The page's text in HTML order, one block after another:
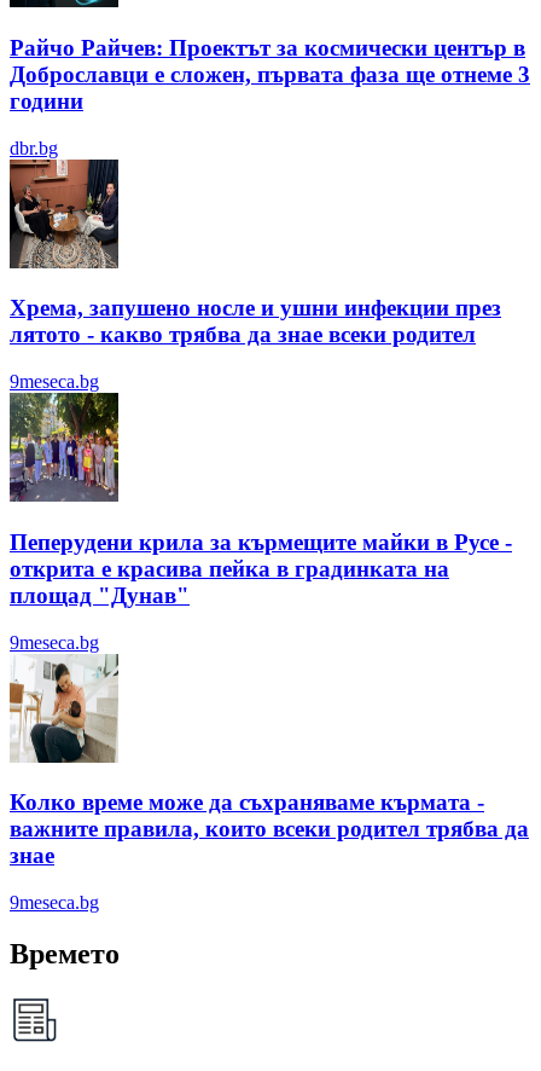
Райчо Райчев: Проектът за космически център в
Доброславци е сложен, първата фаза ще отнеме 3
години
dbr.bg
Хрема, запушено носле и ушни инфекции през
лятотo - какво трябва да знае всеки родител
9meseca.bg
Пеперудени крила за кърмещите майки в Русе -
открита е красива пейка в градинката на
площад "Дунав"
9meseca.bg
Колко време може да съхраняваме кърмата -
важните правила, които всеки родител трябва да
знае
9meseca.bg
Времето